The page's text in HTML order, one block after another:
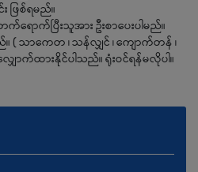
ဖြစ်ရမည်။
ရောက်ပြီးသူအား ဦးစာပေးပါမည်။
( သာကေတ ၊ သန်လျှင် ၊ ကျောက်တန် ၊
ောက်ထားနိုင်ပါသည်။ ရုံးဝင်ရန်မလိုပါ။